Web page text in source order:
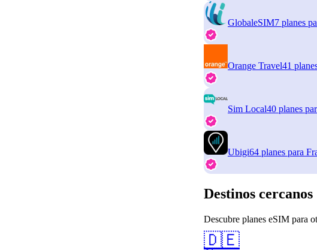
GlobaleSIM7 planes
Orange Travel41
Sim Local40 planes
Ubigi64 planes para
Destinos cercanos
Descubre planes eSIM para
🇩🇪